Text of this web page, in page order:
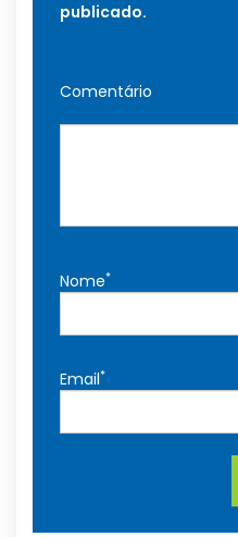
publicado.
Comentário
Nome*
Email*